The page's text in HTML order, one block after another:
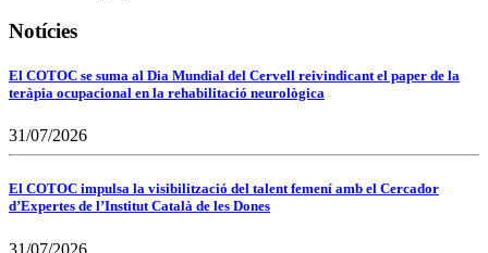
Notícies
El COTOC se suma al Dia Mundial del Cervell reivindicant el paper de la
teràpia ocupacional en la rehabilitació neurològica
31/07/2026
El COTOC impulsa la visibilització del talent femení amb el Cercador
d’Expertes de l’Institut Català de les Dones
31/07/2026